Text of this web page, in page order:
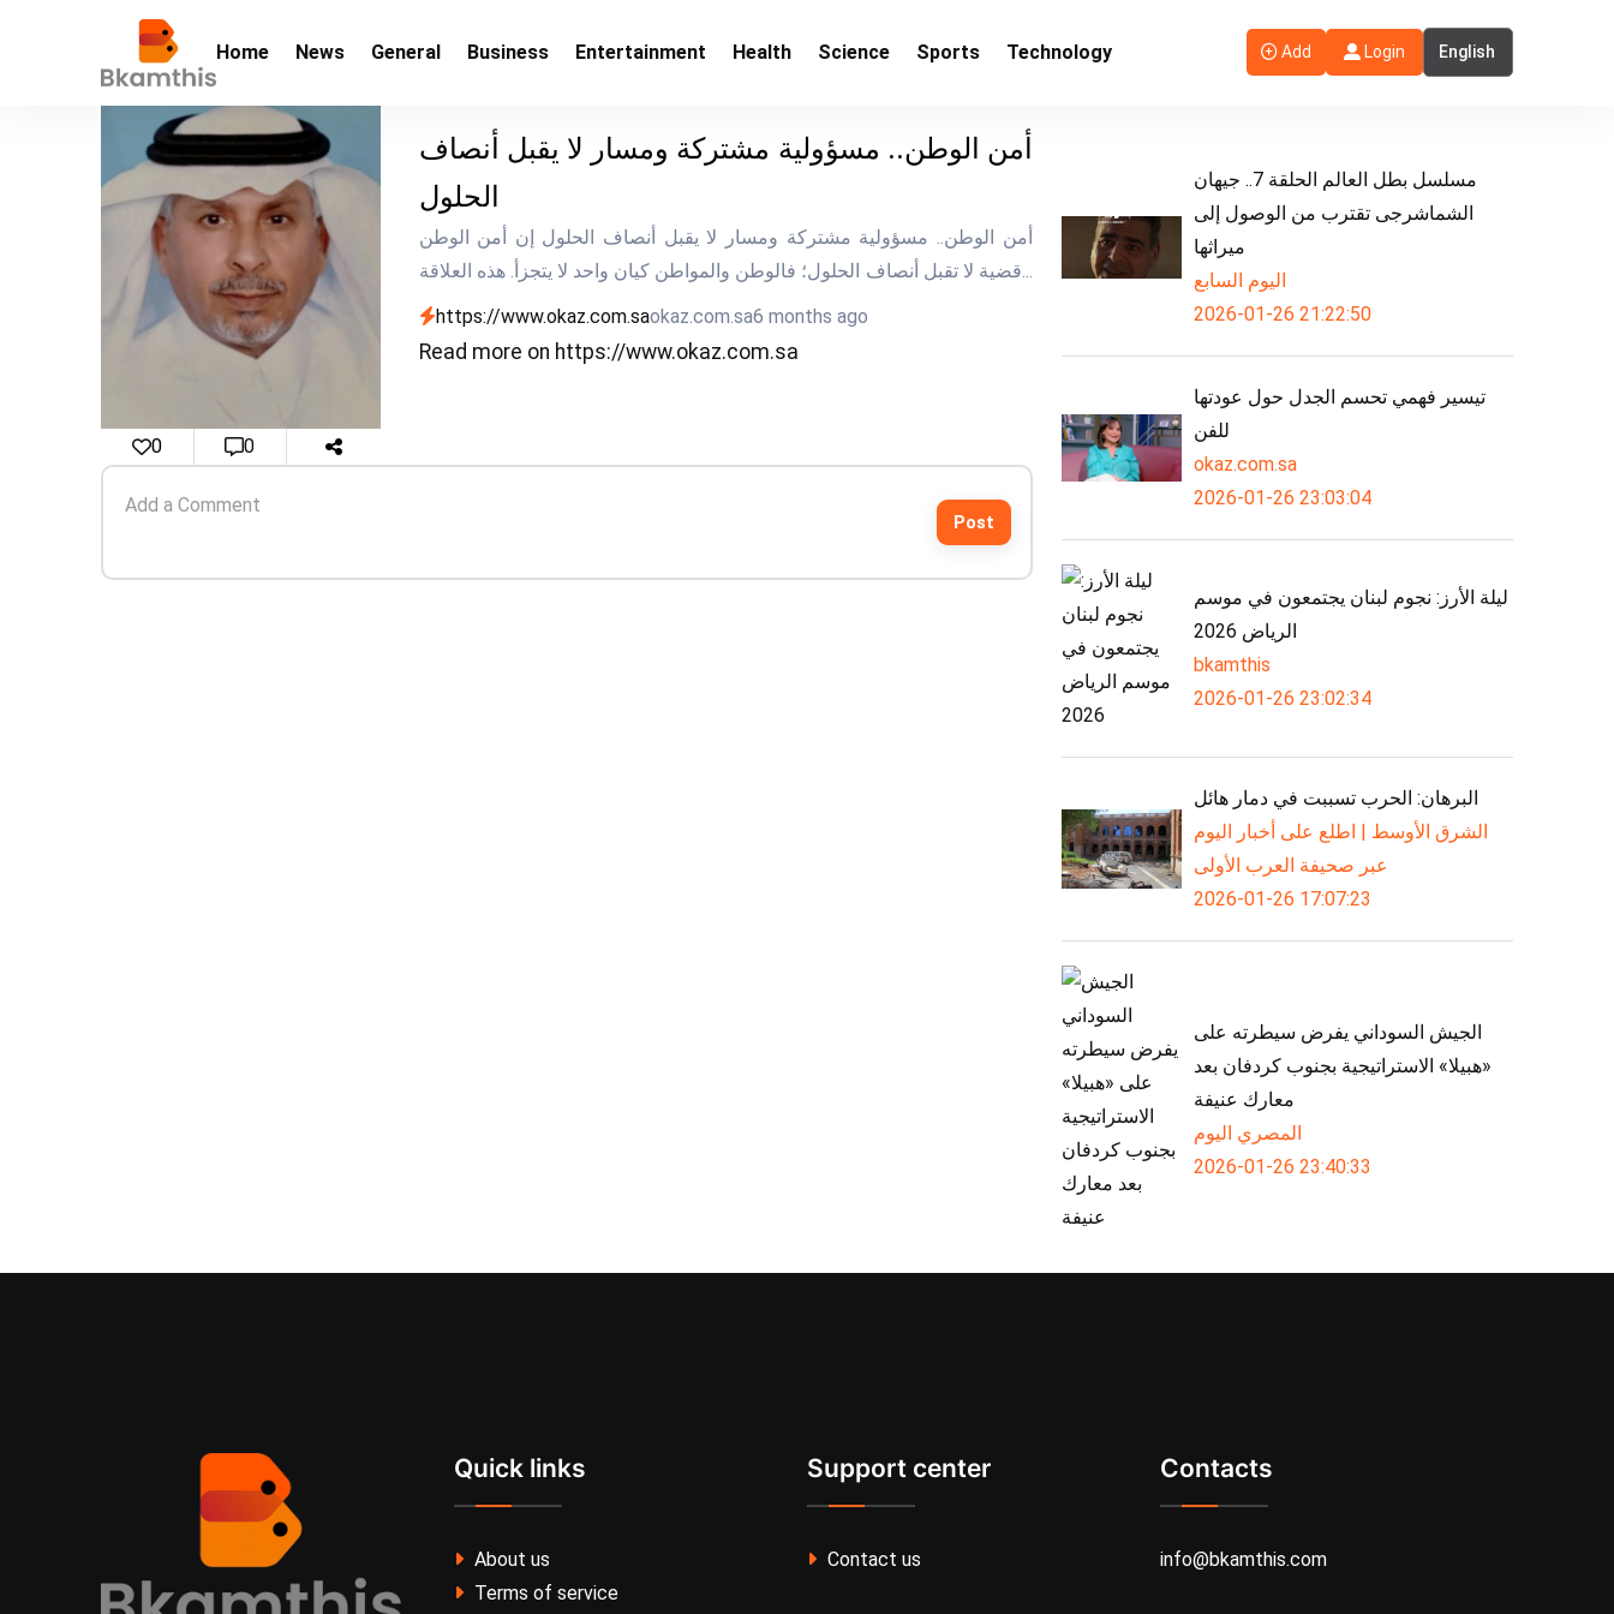
Home News General Business Entertainment Health Science Sports Technology Add Login
0 0
أمن الوطن.. مسؤولية مشتركة ومسار لا يقبل أنصاف
الحلول
أمن الوطن.. مسؤولية مشتركة ومسار لا يقبل أنصاف الحلول إن أمن الوطن
قضية لا تقبل أنصاف الحلول؛ فالوطن والمواطن كيان واحد لا يتجزأ. هذه العلاقة...
https://www.okaz.com.saokaz.com.sa6 months ago
Read more on https://www.okaz.com.sa
Post
مسلسل بطل العالم الحلقة 7.. جيهان
الشماشرجى تقترب من الوصول إلى
ميراثها
اليوم السابع
2026-01-26 21:22:50
تيسير فهمي تحسم الجدل حول عودتها
للفن
okaz.com.sa
2026-01-26 23:03:04
ليلة الأرز: نجوم لبنان يجتمعون في موسم
الرياض 2026
bkamthis
2026-01-26 23:02:34
البرهان: الحرب تسببت في دمار هائل
الشرق الأوسط | اطلع على أخبار اليوم
عبر صحيفة العرب الأولى
2026-01-26 17:07:23
الجيش السوداني يفرض سيطرته على
«هبيلا» الاستراتيجية بجنوب كردفان بعد
معارك عنيفة
المصري اليوم
2026-01-26 23:40:33
Quick links
About us
Terms of service
Support center
Contact us
Contacts
info@bkamthis.com